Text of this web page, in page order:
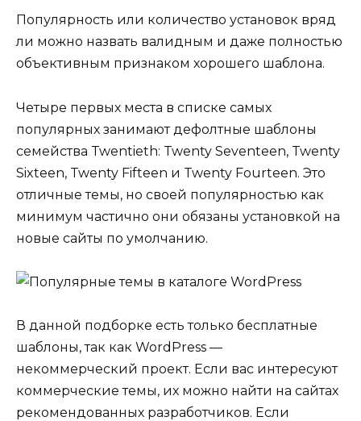
Популярность или количество установок вряд
ли можно назвать валидным и даже полностью
объективным признаком хорошего шаблона.
Четыре первых места в списке самых
популярных занимают дефолтные шаблоны
семейства Twentieth: Twenty Seventeen, Twenty
Sixteen, Twenty Fifteen и Twenty Fourteen. Это
отличные темы, но своей популярностью как
минимум частично они обязаны установкой на
новые сайты по умолчанию.
В данной подборке есть только бесплатные
шаблоны, так как WordPress —
некоммерческий проект. Если вас интересуют
коммерческие темы, их можно найти на сайтах
рекомендованных разработчиков. Если